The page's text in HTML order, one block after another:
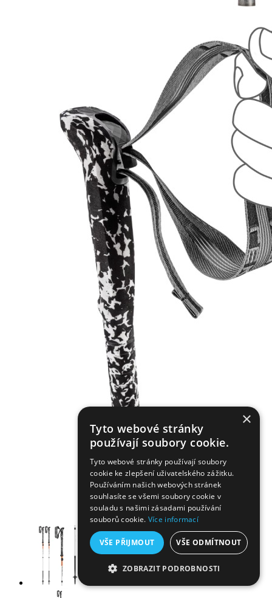
×
Tyto webové stránky
používají soubory cookie.
Tyto webové stránky používají soubory
cookie ke zlepšení uživatelského zážitku.
Používáním našich webových stránek
souhlasíte se všemi soubory cookie v
souladu s našimi zásadami používání
souborů cookie. Více informací
VŠE PŘIJMOUT VŠE ODMÍTNOUT
ZOBRAZIT PODROBNOSTI
NEZBYTNĚ NUTNÉ SOUBORY